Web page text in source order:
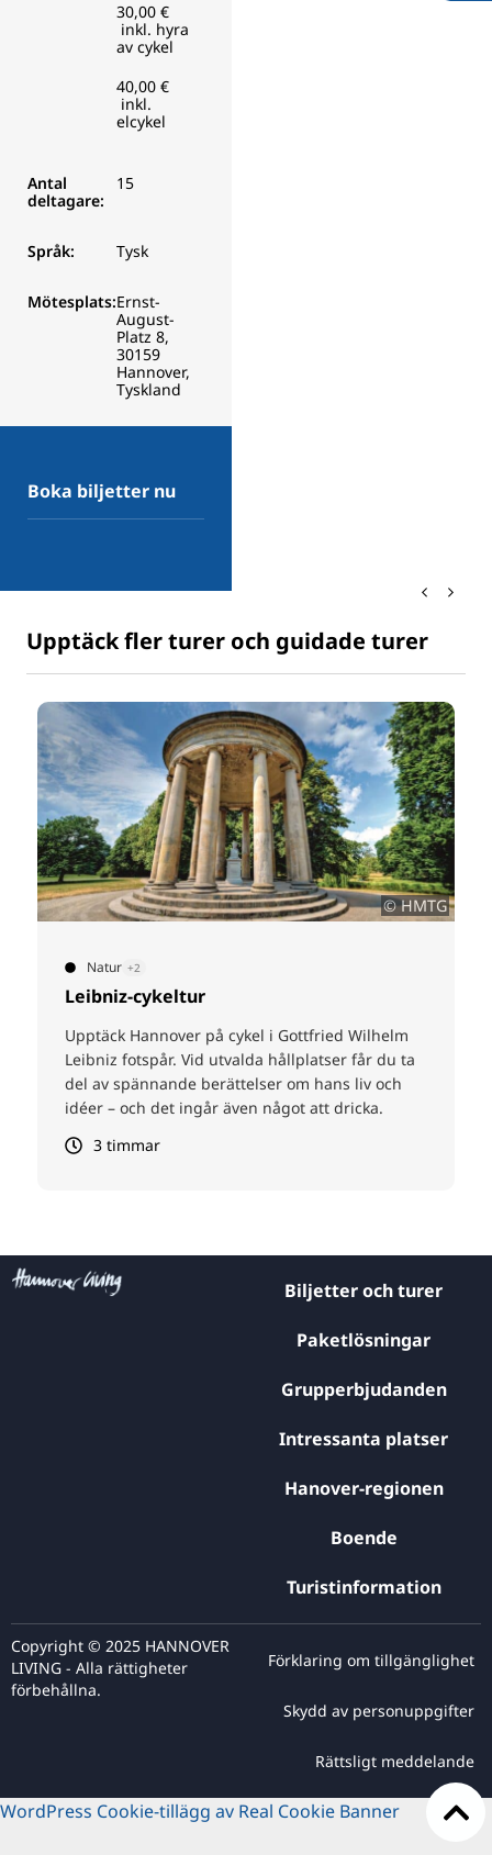
30,00 €
inkl. hyra
av cykel
40,00 €
inkl.
elcykel
Antal
deltagare:
15
Språk: Tysk
Mötesplats:Ernst-
August-
Platz 8,
30159
Hannover,
Tyskland
Boka biljetter nu
Upptäck fler turer och guidade turer
© HMTG
Natur +2
Leibniz-cykeltur
Upptäck Hannover på cykel i Gottfried Wilhelm
Leibniz fotspår. Vid utvalda hållplatser får du ta
del av spännande berättelser om hans liv och
idéer – och det ingår även något att dricka.
3 timmar
Biljetter och turer
Paketlösningar
Grupperbjudanden
Intressanta platser
Hanover-regionen
Boende
Turistinformation
Copyright © 2025 HANNOVER
LIVING - Alla rättigheter
förbehållna.
Förklaring om tillgänglighet
Skydd av personuppgifter
Rättsligt meddelande
WordPress Cookie-tillägg av Real Cookie Banner